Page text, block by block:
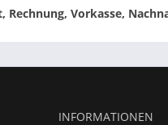
Rechnung, Vorkasse,
INFORMATIONEN